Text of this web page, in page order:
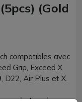
(Gold
compatibles avec
Grip, Exceed X
D22, Air Plus et X.